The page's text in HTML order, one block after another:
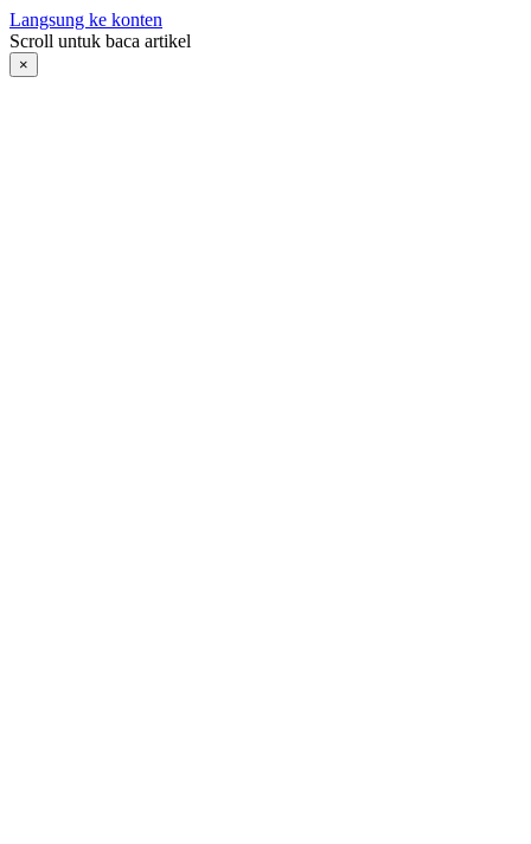
Langsung ke konten
Scroll untuk baca artikel
×